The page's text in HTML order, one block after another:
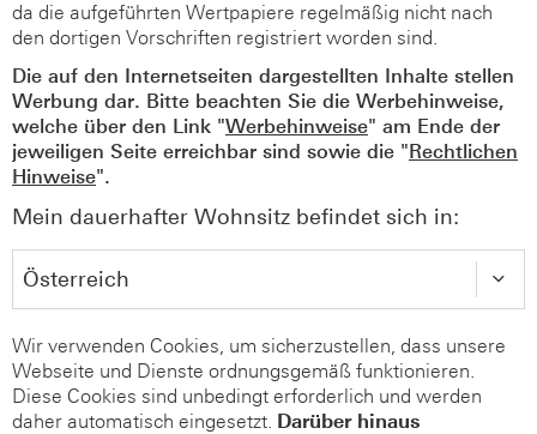
da die aufgeführten Wertpapiere regelmäßig nicht nach
den dortigen Vorschriften registriert worden sind.
Die auf den Internetseiten dargestellten Inhalte stellen
Werbung dar. Bitte beachten Sie die Werbehinweise,
welche über den Link "Werbehinweise" am Ende der
jeweiligen Seite erreichbar sind sowie die "Rechtlichen
Hinweise".
Mein dauerhafter Wohnsitz befindet sich in:
Wir verwenden Cookies, um sicherzustellen, dass unsere
Webseite und Dienste ordnungsgemäß funktionieren.
Diese Cookies sind unbedingt erforderlich und werden
daher automatisch eingesetzt. Darüber hinaus